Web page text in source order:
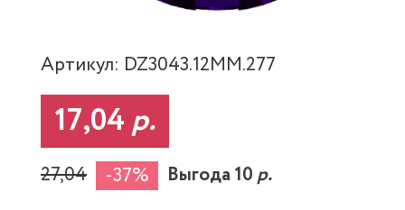
Артикул: DZ3043.12MM.277
17,04р.
27,04 -37% Выгода 10р.